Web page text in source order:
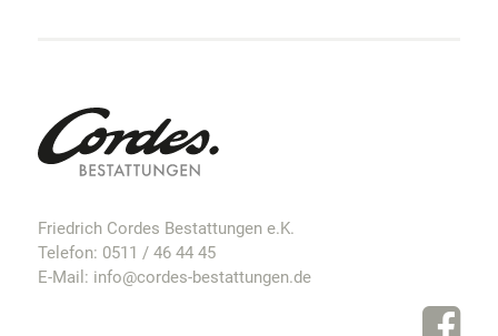
Friedrich Cordes Bestattungen e.K.
Telefon: 0511 / 46 44 45
E-Mail: info@cordes-bestattungen.de